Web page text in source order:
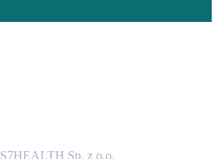
S7HEALTH Sp. z o.o.